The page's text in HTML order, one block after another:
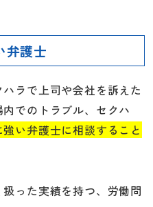
弁護士
ラで上司や会社を訴えた
でのトラブル、セクハ
い弁護士に相談すること
った実績を持つ、労働問